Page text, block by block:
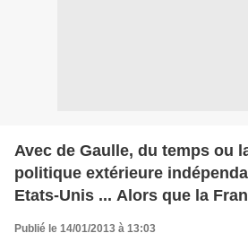
Avec de Gaulle, du temps ou
politique extérieure
Etats-Unis ... Alors que la
Hollande intervient en Syrie
Publié le 14/01/2013 à 13:03